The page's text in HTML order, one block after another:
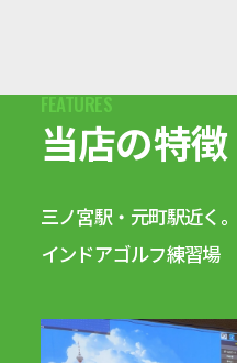
当店の特徴
三ノ宮駅・元町駅近く
インドアゴルフ練習場